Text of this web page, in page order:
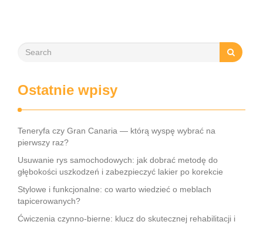
Ostatnie wpisy
Teneryfa czy Gran Canaria — którą wyspę wybrać na
pierwszy raz?
Usuwanie rys samochodowych: jak dobrać metodę do
głębokości uszkodzeń i zabezpieczyć lakier po korekcie
Stylowe i funkcjonalne: co warto wiedzieć o meblach
tapicerowanych?
Ćwiczenia czynno-bierne: klucz do skutecznej rehabilitacji i